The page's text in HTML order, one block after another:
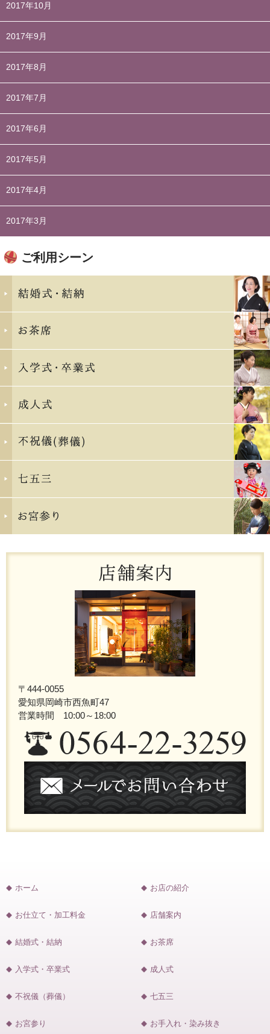
2017年10月
2017年9月
2017年8月
2017年7月
2017年6月
2017年5月
2017年4月
2017年3月
ご利用シーン
〒444-0055
愛知県岡崎市西魚町47
営業時間 10:00～18:00
ホーム お店の紹介
お仕立て・加工料金 店舗案内
結婚式・結納 お茶席
入学式・卒業式 成人式
不祝儀（葬儀） 七五三
お宮参り お手入れ・染み抜き